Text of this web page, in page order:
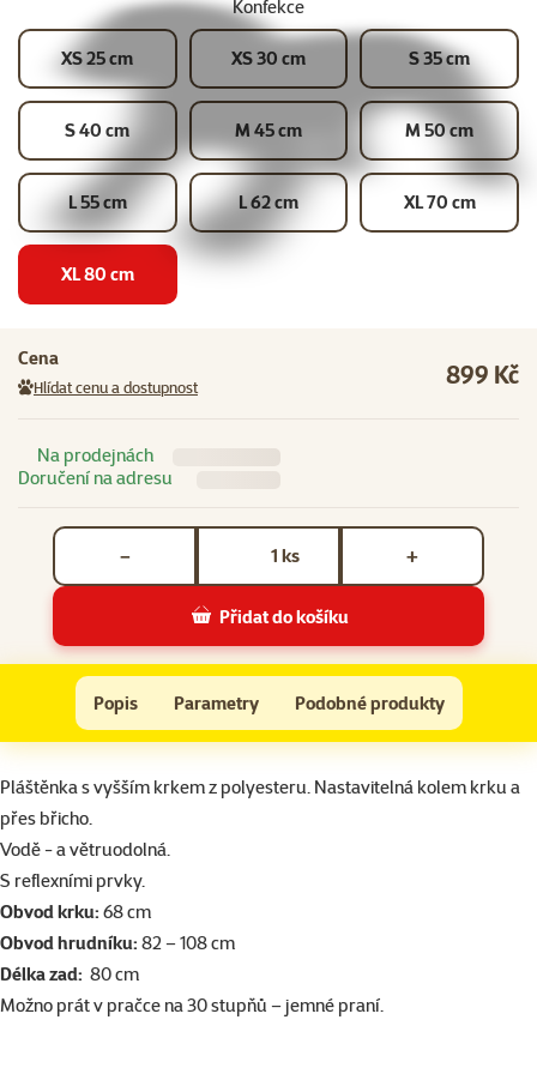
Konfekce
XS 25 cm XS 30 cm S 35 cm
S 40 cm M 45 cm M 50 cm
L 55 cm L 62 cm XL 70 cm
XL 80 cm
Cena
Hlídat cenu a dostupnost 899 Kč
Na prodejnách
Doručení na adresu
ks
− +
Přidat do košíku
Pláštěnka Trixie Vimy XL 80cm tyrkysová
Popis Parametry Podobné produkty
Na začátek stránky
superzoo.product.detail.content
Pláštěnka s vyšším krkem z polyesteru. Nastavitelná kolem krku a
přes břicho.
Vodě - a větruodolná.
S reflexními prvky.
Obvod krku: 68 cm
Obvod hrudníku: 82 – 108 cm
Délka zad: 80 cm
Možno prát v pračce na 30 stupňů – jemné praní.